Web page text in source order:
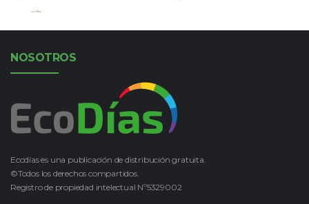
Leer Más
NOSOTROS
Ecodías es una publicación de distribución gratuita.
©Todos los derechos compartidos.
Registro de propiedad intelectual Nº5329002